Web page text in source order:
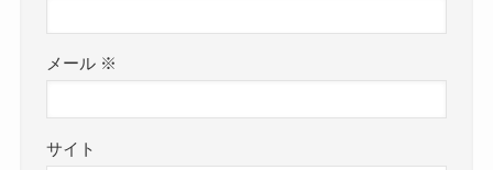
メール ※
サイト